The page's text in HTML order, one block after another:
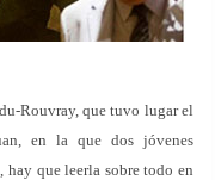
Rouvray, que tuvo lugar el
en la que dos jóvenes
que leerla sobre todo en